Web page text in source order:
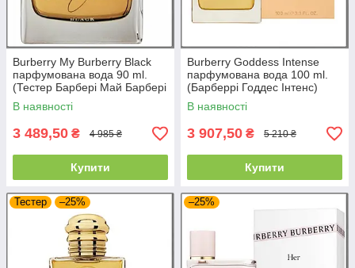
Burberry My Burberry Black
парфумована вода 90 ml.
(Тестер Барбері Май Барбері
Блек)
В наявності
3 489,50 ₴ 4 985 ₴
Купити
Burberry Goddess Intense
парфумована вода 100 ml.
(Барберрі Годдес Інтенс)
В наявності
3 907,50 ₴ 5 210 ₴
Купити
Тестер –25% –25%